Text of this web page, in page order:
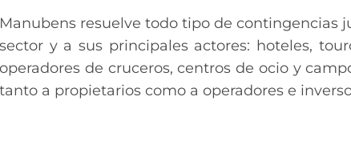
Manubens resuelve todo tipo de contingencias
sector y a sus principales actores: hoteles,
operadores de cruceros, centros de ocio y
tanto a propietarios como a operadores e